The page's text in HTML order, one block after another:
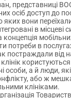
представниці
осіб доступ до
яких вони
в
потреби в
постраждали від
користуються
особи, а й люди,
або ж
клініками.